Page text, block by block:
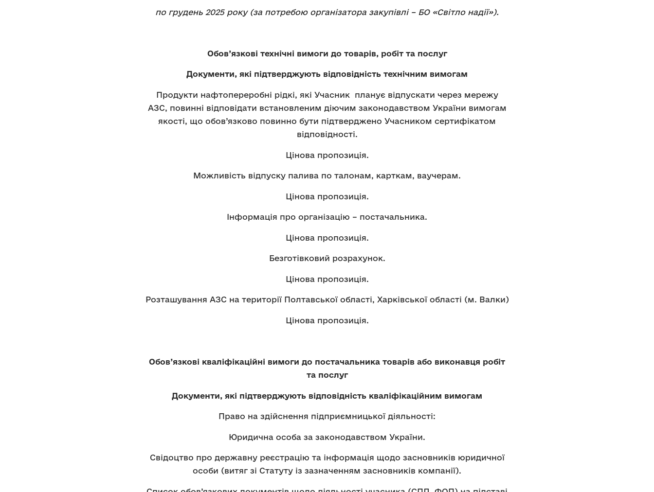
по грудень 2025 року (за потребою організатора закупівлі – БО «Світло надії»).
Обов’язкові технічні вимоги до товарів, робіт та послуг
Документи, які підтверджують відповідність технічним вимогам
Продукти нафтопереробні рідкі, які Учасник планує відпускати через мережу
АЗС, повинні відповідати встановленим діючим законодавством України вимогам
якості, що обов’язково повинно бути підтверджено Учасником сертифікатом
відповідності.
Цінова пропозиція.
Можливість відпуску палива по талонам, карткам, ваучерам.
Цінова пропозиція.
Інформація про організацію – постачальника.
Цінова пропозиція.
Безготівковий розрахунок.
Цінова пропозиція.
Розташування АЗС на території Полтавської області, Харківської області (м. Валки)
Цінова пропозиція.
Обов’язкові кваліфікаційні вимоги до постачальника товарів або виконавця робіт
та послуг
Документи, які підтверджують відповідність кваліфікаційним вимогам
Право на здійснення підприємницької діяльності:
Юридична особа за законодавством України.
Свідоцтво про державну реєстрацію та інформація щодо засновників юридичної
особи (витяг зі Статуту із зазначенням засновників компанії).